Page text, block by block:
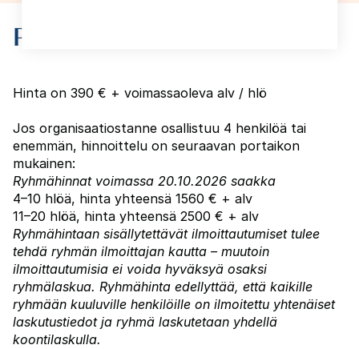
Priser
Hinta on 390 € + voimassaoleva alv / hlö
Jos organisaatiostanne osallistuu 4 henkilöä tai
enemmän, hinnoittelu on seuraavan portaikon
mukainen:
Ryhmähinnat voimassa 20.10.2026 saakka
4–10 hlöä, hinta yhteensä 1560 € + alv
11–20 hlöä, hinta yhteensä 2500 € + alv
Ryhmähintaan sisällytettävät ilmoittautumiset tulee
tehdä ryhmän ilmoittajan kautta – muutoin
ilmoittautumisia ei voida hyväksyä osaksi
ryhmälaskua. Ryhmähinta edellyttää, että kaikille
ryhmään kuuluville henkilöille on ilmoitettu yhtenäiset
laskutustiedot ja ryhmä laskutetaan yhdellä
koontilaskulla.